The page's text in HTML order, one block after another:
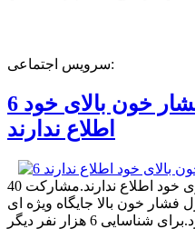
سرویس اجتماعی:
6 هزار نفر در ممسنی از فشار خون بالای خود
اطلاع ندارند
40 درصد بیماران دارای فشار خون بالا از بیماری خود اطلاع ندارند.مشارکت
خون بالا جایگاه ویژه ای